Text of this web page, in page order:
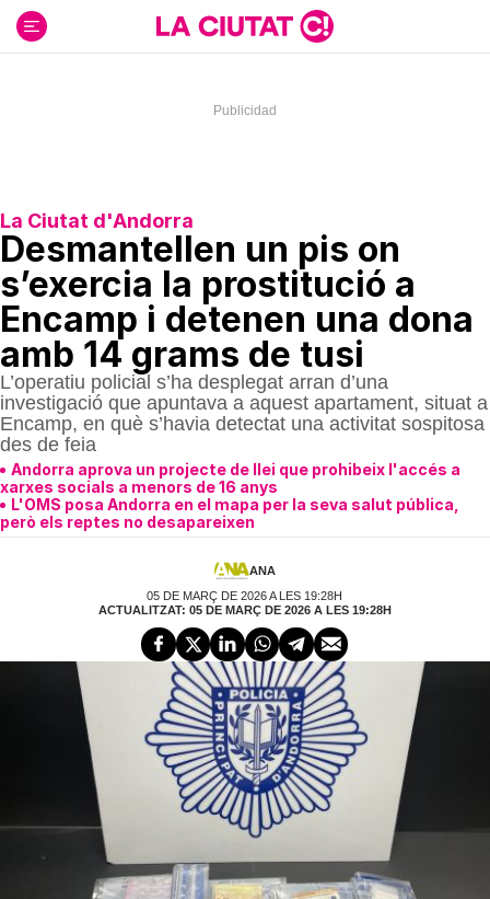
contenido
La Ciutat d'Andorra
Desmantellen un pis on
s’exercia la prostitució a
Encamp i detenen una dona
amb 14 grams de tusi
L’operatiu policial s’ha desplegat arran d’una
investigació que apuntava a aquest apartament, situat a
Encamp, en què s’havia detectat una activitat sospitosa
des de feia
Andorra aprova un projecte de llei que prohibeix l'accés a
xarxes socials a menors de 16 anys
L'OMS posa Andorra en el mapa per la seva salut pública,
però els reptes no desapareixen
ANA
05 DE MARÇ DE 2026 A LES 19:28H
ACTUALITZAT: 05 DE MARÇ DE 2026 A LES 19:28H